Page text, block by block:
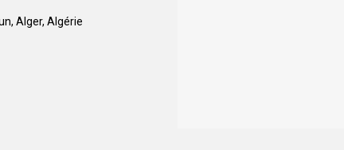
Alger, Algérie